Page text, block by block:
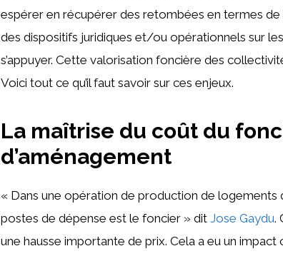
espérer en récupérer des retombées en termes de
des dispositifs juridiques et/ou opérationnels sur
s’appuyer. Cette valorisation foncière des
Voici tout ce qu’il faut savoir sur ces enjeux.
La maîtrise du coût du
d’aménagement
« Dans une opération de production de logements
postes de dépense est le foncier » dit Jose Gaydu.
une hausse importante de prix. Cela a eu un